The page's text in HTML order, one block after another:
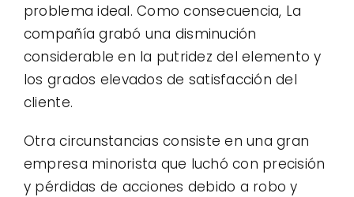
problema ideal. Como consecuencia, La
compañía grabó una disminución
considerable en la putridez del elemento y
los grados elevados de satisfacción del
cliente.
Otra circunstancias consiste en una gran
empresa minorista que luchó con precisión
y pérdidas de acciones debido a robo y